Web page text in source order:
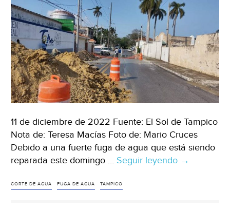
11 de diciembre de 2022 Fuente: El Sol de Tampico
Nota de: Teresa Macías Foto de: Mario Cruces
Debido a una fuerte fuga de agua que está siendo
reparada este domingo … Seguir leyendo Tampico
→
CORTE DE AGUA FUGA DE AGUA TAMPICO